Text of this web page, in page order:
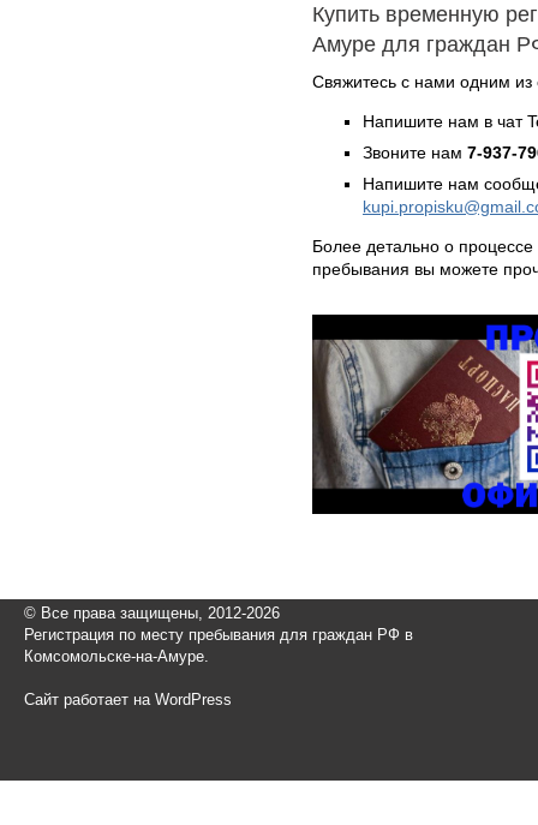
Купить временную
Амуре для граждан
Свяжитесь с нами одним
Напишите нам в чат
Звоните нам 7-937-
Напишите нам
Более детально о
пребывания вы можете
© Все права защищены, 2012-2026
Регистрация по месту пребывания для граждан РФ в
Комсомольске-на-Амуре.
Сайт работает на WordPress